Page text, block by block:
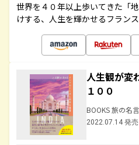
世界を４０年以上歩いてきた「
けする、人生を輝かせるフラン
人生観が変
１００
BOOKS 旅の名
2022.07.14 発売